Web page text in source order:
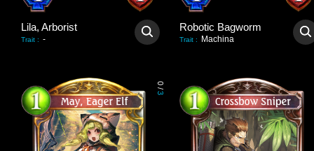
Lila, Arborist
Trait : -
Robotic Bagworm
Trait : Machina
0
/
3